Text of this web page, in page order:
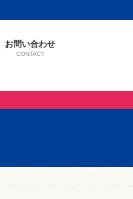
お問い合わせ
CONTACT